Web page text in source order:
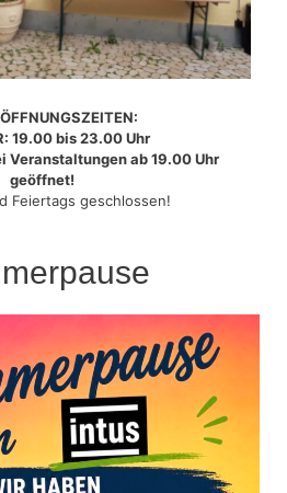
ÖFFNUNGSZEITEN:
19.00 bis 23.00 Uhr
Veranstaltungen ab 19.00 Uhr
geöffnet!
Feiertags geschlossen!